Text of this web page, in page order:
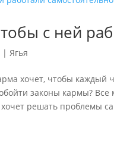
с ней
|Ягья
хочет, чтобы каждый
законы кармы?
решать проблемы